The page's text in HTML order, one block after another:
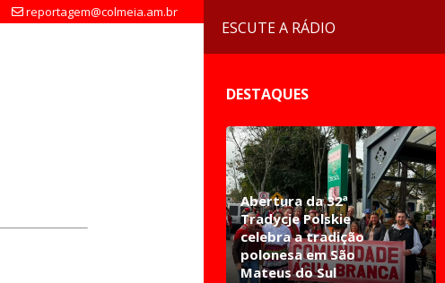
reportagem@colmeia.am.br
ESCUTE A RÁDIO
DESTAQUES
Abertura da 32ª
Tradycje Polskie
celebra a tradição
polonesa em São
Mateus do Sul